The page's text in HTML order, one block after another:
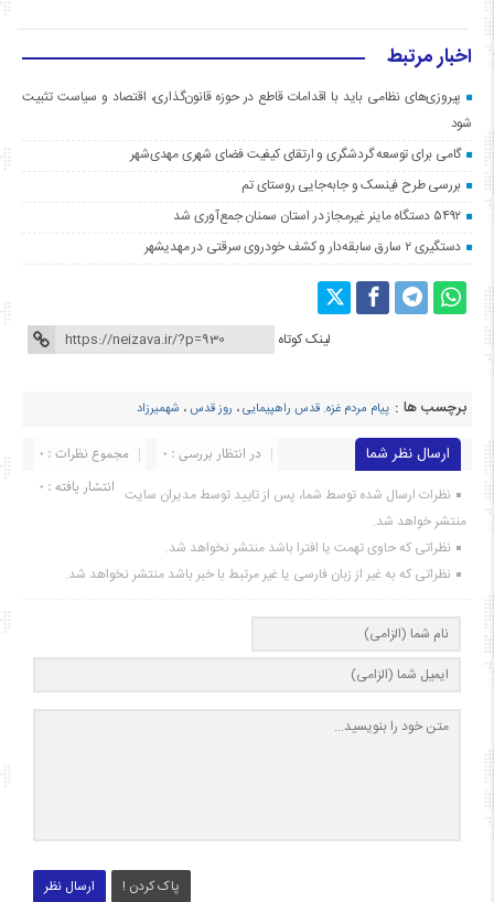
اخبار مرتبط
پیروزی‌های نظامی باید با اقدامات قاطع در حوزه قانون‌گذاری، اقتصاد و سیاست تثبیت
شود
گامی برای توسعه گردشگری و ارتقای کیفیت فضای شهری مهدی‌شهر
بررسی طرح فینسک و جابه‌جایی روستای تم
۵۴۹۲ دستگاه ماینر غیرمجاز در استان سمنان جمع‌آوری شد
دستگیری ۲ سارق سابقه‌دار و کشف خودروی سرقتی در مهدیشهر
لینک کوتاه
برچسب ها : پیام مردم غزه. قدس راهپیمایی، روز قدس، شهمیرزاد
ارسال نظر شما مجموع نظرات : 0
در انتظار بررسی : 0
انتشار یافته : ۰ نظرات ارسال شده توسط شما، پس از تایید توسط مدیران سایت
منتشر خواهد شد.
نظراتی که حاوی تهمت یا افترا باشد منتشر نخواهد شد.
نظراتی که به غیر از زبان فارسی یا غیر مرتبط با خبر باشد منتشر نخواهد شد.
ارسال نظر پاک کردن !